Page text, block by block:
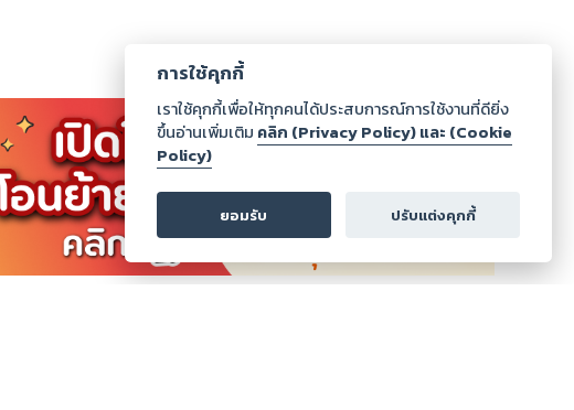
นรินทร์ โอฬารกิจอนันต์
การใช้คุกกี้
เราใช้คุกกี้เพื่อให้ทุกคนได้ประสบการณ์การใช้งานที่ดียิ่ง
ขึ้นอ่านเพิ่มเติม คลิก (Privacy Policy) และ (Cookie
Policy)
ยอมรับ ปรับแต่งคุกกี้